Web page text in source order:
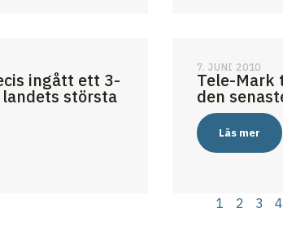
ingått ett 3-
största
7. JUNI 2010
Tele-Mark
den
Läs mer
1 2 3 4